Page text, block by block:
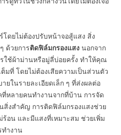
โดยไม่ต้องปรับหน้าจอสู้แสง สิ่ง
ด้วยการติดฟิล์มกรองแสง นอกจาก
ใช้ผ้าม่านหรือมู่ลี่บ่อยครั้ง ทำให้คุณ
มที่ โดยไม่ต้องเสียความเป็นส่วนตัว
ยในรายละเอียดเล็ก ๆ ที่ส่งผลต่อ
หลายคนทำงานจากที่บ้าน การจัด
สิ่งสำคัญ การติดฟิล์มกรองแสงช่วย
อน และมีแสงที่เหมาะสม ช่วยเพิ่ม
ำงาน